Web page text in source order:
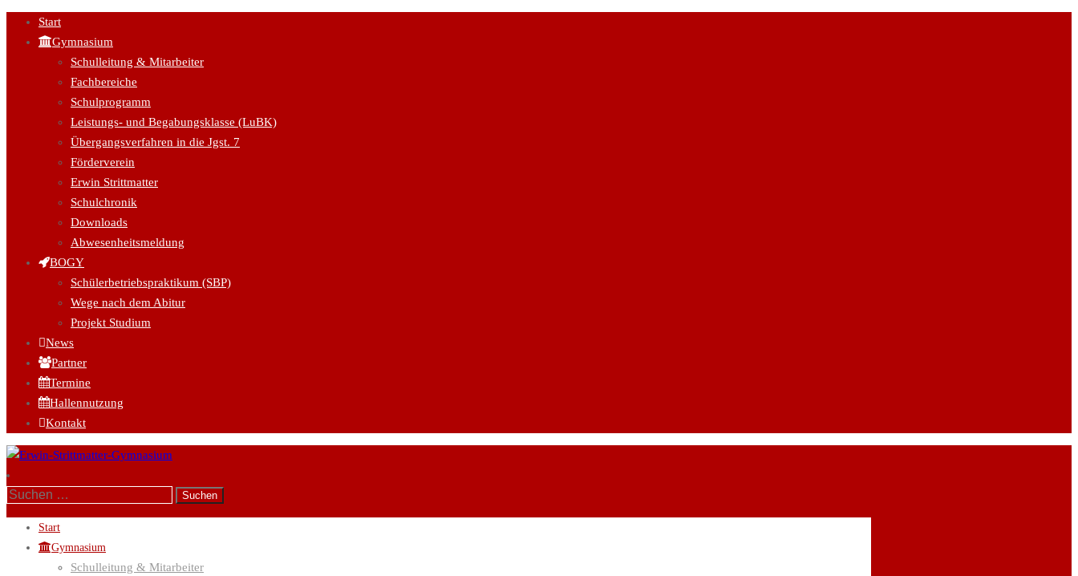
Start
Gymnasium
Schulleitung & Mitarbeiter
Fachbereiche
Schulprogramm
Leistungs- und Begabungsklasse (LuBK)
Übergangsverfahren in die Jgst. 7
Förderverein
Erwin Strittmatter
Schulchronik
Downloads
Abwesenheitsmeldung
BOGY
Schülerbetriebspraktikum (SBP)
Wege nach dem Abitur
Projekt Studium
News
Partner
Termine
Hallennutzung
Kontakt
Start
Gymnasium
Schulleitung & Mitarbeiter